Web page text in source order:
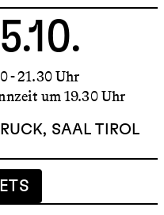
- 21.30 Uhr
um 19.30 Uhr
SAAL TIROL